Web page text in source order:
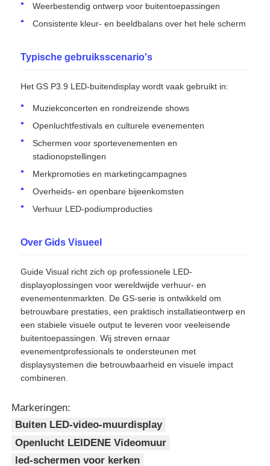
Weerbestendig ontwerp voor buitentoepassingen
Consistente kleur- en beeldbalans over het hele scherm
Typische gebruiksscenario's
Het GS P3.9 LED-buitendisplay wordt vaak gebruikt in:
Muziekconcerten en rondreizende shows
Openluchtfestivals en culturele evenementen
Schermen voor sportevenementen en
stadionopstellingen
Merkpromoties en marketingcampagnes
Overheids- en openbare bijeenkomsten
Verhuur LED-podiumproducties
Over Gids Visueel
Guide Visual richt zich op professionele LED-
displayoplossingen voor wereldwijde verhuur- en
evenementenmarkten. De GS-serie is ontwikkeld om
betrouwbare prestaties, een praktisch installatieontwerp en
een stabiele visuele output te leveren voor veeleisende
buitentoepassingen. Wij streven ernaar
evenementprofessionals te ondersteunen met
displaysystemen die betrouwbaarheid en visuele impact
combineren.
Markeringen:
Buiten LED-video-muurdisplay
Openlucht LEIDENE Videomuur
led-schermen voor kerken